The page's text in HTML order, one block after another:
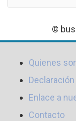
©
Quienes
Enlace a
Contacto